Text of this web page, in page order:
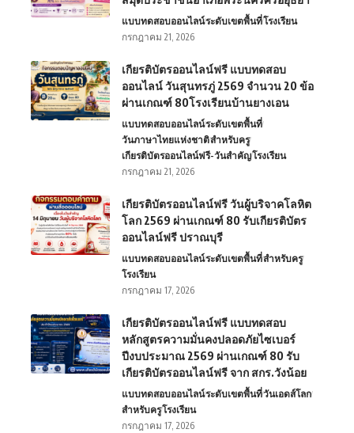
แบบทดสอบออนไลน์ระดับเขตพื้นที่โรงเรียน
กรกฎาคม 21, 2026
เกียรติบัตรออนไลน์ฟรี แบบทดสอบ
ออนไลน์ วันสุนทรภู่ 2569 จำนวน 20 ข้อ
ผ่านเกณฑ์ 80โรงเรียนบ้านยางเอน
แบบทดสอบออนไลน์ระดับเขตพื้นที่
วันภาษาไทยแห่งชาติสำหรับครู
เกียรติบัตรออนไลน์ฟรี-วันสำคัญโรงเรียน
กรกฎาคม 21, 2026
เกียรติบัตรออนไลน์ฟรี วันผู้บริจาคโลหิต
โลก 2569 ผ่านเกณฑ์ 80 รับเกียรติบัตร
ออนไลน์ฟรี ปราณบุรี
แบบทดสอบออนไลน์ระดับเขตพื้นที่สำหรับครู
โรงเรียน
กรกฎาคม 17, 2026
เกียรติบัตรออนไลน์ฟรี แบบทดสอบ
หลักสูตรความมั่นคงปลอดภัยไซเบอร์
ปีงบประมาณ 2569 ผ่านเกณฑ์ 80 รับ
เกียรติบัตรออนไลน์ฟรี จาก สกร.วังน้อย
แบบทดสอบออนไลน์ระดับเขตพื้นที่วันเอดส์โลก
สำหรับครูโรงเรียน
กรกฎาคม 17, 2026